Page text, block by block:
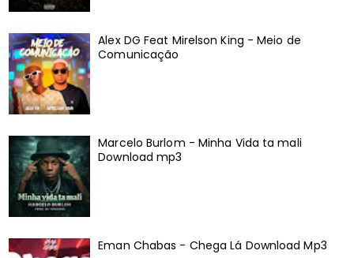
Alex DG Feat Mirelson King - Meio de
Comunicação
Marcelo Burlom - Minha Vida ta mali
Download mp3
Eman Chabas - Chega Lá Download Mp3